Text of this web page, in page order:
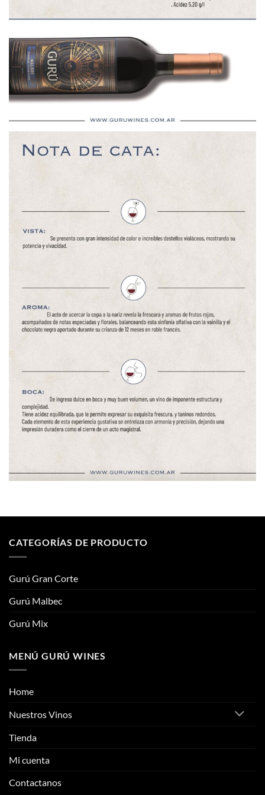
CATEGORÍAS DE PRODUCTO
Gurú Gran Corte
Gurú Malbec
Gurú Mix
MENÚ GURÚ WINES
Home
Nuestros Vinos
Tienda
Mi cuenta
Contactanos